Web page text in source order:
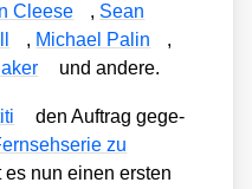
Clee­se , Sean
, Micha­el Palin
,
und ande­re.
den Auf­trag gege­
zu
es nun einen ers­ten